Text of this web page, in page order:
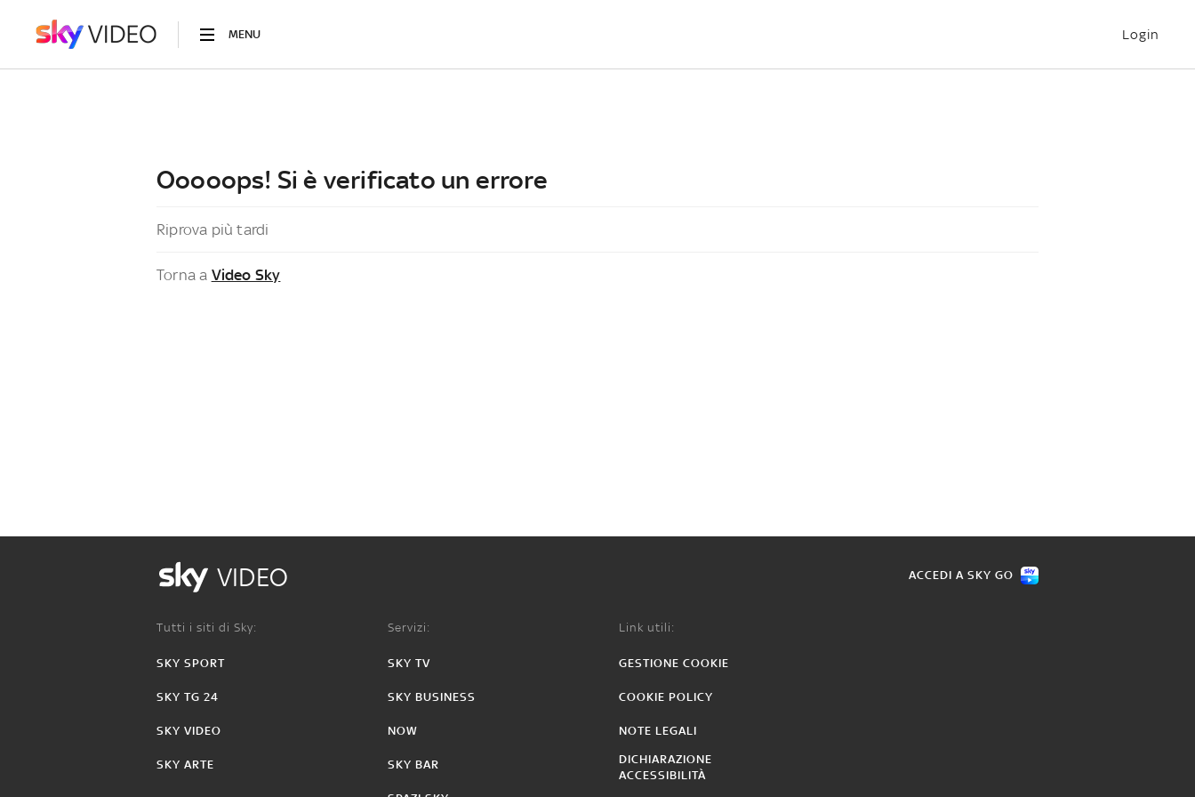
MENU Login
Ooooops! Si è verificato un errore
Riprova più tardi
Torna a Video Sky
VIDEO ACCEDI A SKY GO
Tutti i siti di Sky:
SKY SPORT
SKY TG 24
SKY VIDEO
SKY ARTE
Servizi:
SKY TV
SKY BUSINESS
NOW
SKY BAR
Link utili:
GESTIONE COOKIE
COOKIE POLICY
NOTE LEGALI
DICHIARAZIONE
ACCESSIBILITÀ